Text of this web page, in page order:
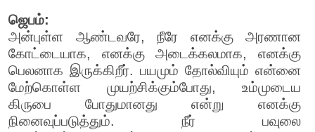
ஜெபம்:
அன்புள்ள ஆண்டவரே, நீரே எனக்கு அரணான
கோட்டையாக, எனக்கு அடைக்கலமாக, எனக்கு
பெலனாக இருக்கிறீர். பயமும் தோல்வியும் என்னை
மேற்கொள்ள முயற்சிக்கும்போது, உம்முடைய
கிருபை போதுமானது என்று எனக்கு
நினைவுப்படுத்தும். நீர் பவுலை